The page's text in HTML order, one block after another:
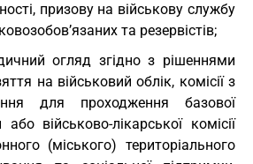
призову на військову службу
та резервістів;
огляд згідно з рішеннями
на військовий облік, комісії з
для проходження базової
військово-лікарської комісії
(міського) територіального